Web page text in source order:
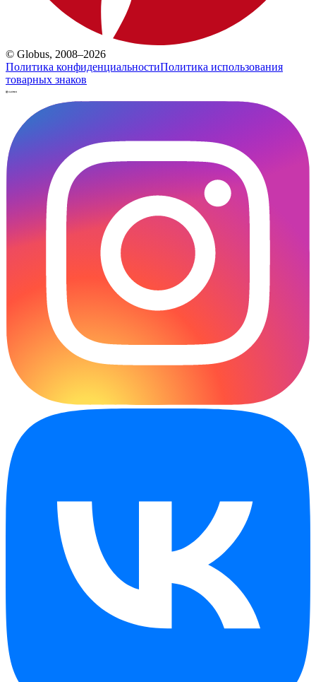
© Globus, 2008–2026
Политика конфиденциальностиПолитика использования
товарных знаков